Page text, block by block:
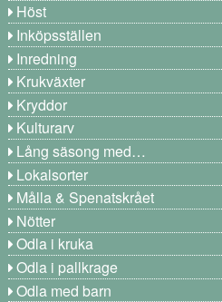
Höst
Inköpsställen
Inredning
Krukväxter
Kryddor
Kulturarv
Lång säsong med…
Lokalsorter
Målla & Spenatskrået
Nötter
Odla i kruka
Odla i pallkrage
Odla med barn